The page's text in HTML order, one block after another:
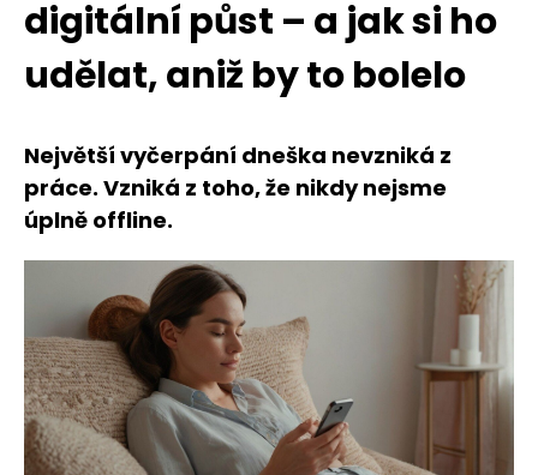
digitální půst – a jak si ho
udělat, aniž by to bolelo
Největší vyčerpání dneška nevzniká z
práce. Vzniká z toho, že nikdy nejsme
úplně offline.